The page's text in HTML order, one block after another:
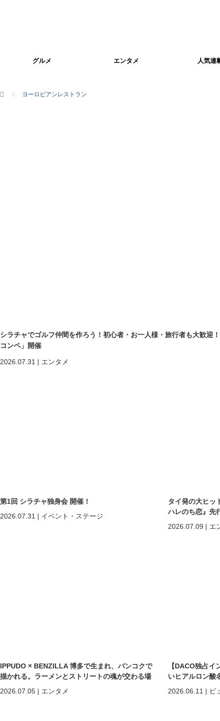
グルメ エンタメ 人気連
ホーム ヨーロピアンレストラン
シラチャでゴルフ仲間を作ろう！初心者・お一人様・旅行者も大歓迎
コンペ」開催
2026.07.31 | エンタメ
第1回 シラチャ独身会 開催！
2026.07.31 | イベント・ステージ
タイ発の大ヒッ
ハレのち恋』先
2026.07.09 | エ
IPPUDO × BENZILLA 博多で生まれ、バンコクで
描かれる。ラーメンとストリートの魂が交わる場
2026.07.05 | エンタメ
【DACO独占
いヒアルロン酸
しくなる」だ
めの美容医療
2026.06.11 | ビ